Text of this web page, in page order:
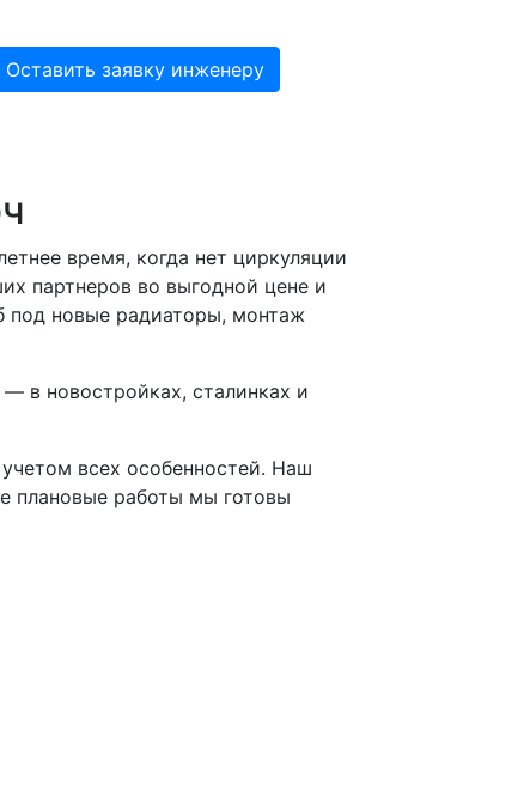
время, когда нет циркуляции
партнеров во выгодной цене и
под новые радиаторы, монтаж
в новостройках, сталинках и
всех особенностей. Наш
плановые работы мы готовы